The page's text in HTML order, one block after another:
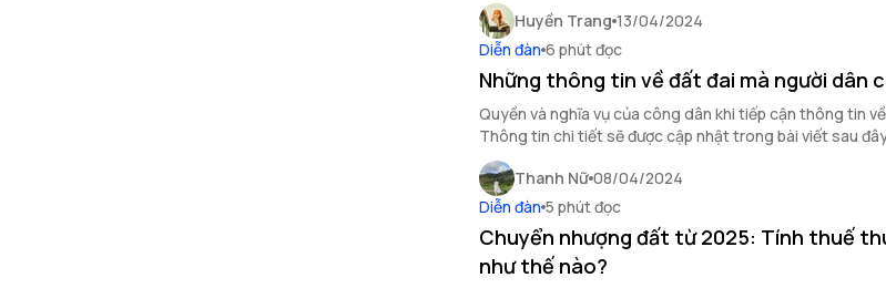
Huyền Trang 13/04/2024
Diễn đàn 6 phút đọc
Những thông tin về đất đai mà người dân
Quyền và nghĩa vụ của công dân khi tiếp cận thông tin
Thông tin chi tiết sẽ được cập nhật trong bài viết sau
Thanh Nữ 08/04/2024
Diễn đàn 5 phút đọc
Chuyển nhượng đất từ 2025: Tính thuế
như thế nào?